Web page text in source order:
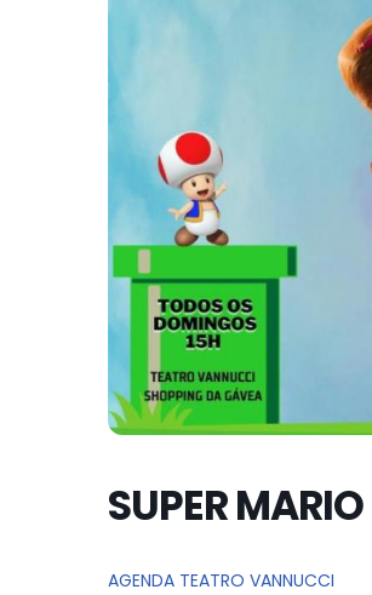
SUPER
AGENDA TEATRO VANNUCCI